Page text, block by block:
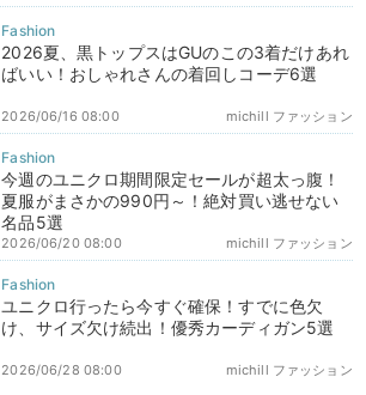
2026夏、黒トップスはGUのこの3着だけあれ
ばいい！おしゃれさんの着回しコーデ6選
michill ファッション
2026/06/16 08:00
今週のユニクロ期間限定セールが超太っ腹！
夏服がまさかの990円～！絶対買い逃せない
名品5選
michill ファッション
2026/06/20 08:00
ユニクロ行ったら今すぐ確保！すでに色欠
け、サイズ欠け続出！優秀カーディガン5選
michill ファッション
2026/06/28 08:00